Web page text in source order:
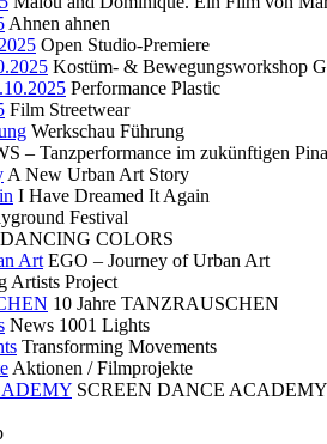
Ahnen ahnen
Open Studio-Premiere
Kostüm- & Bewegungsworkshop
Performance Plastic
Film Streetwear
Werkschau Führung
– Tanzperformance im zukünftigen
A New Urban Art Story
I Have Dreamed It Again
Festival
DANCING COLORS
Art EGO – Journey of Urban Art
Artists Project
10 Jahre TANZRAUSCHEN
News 1001 Lights
Transforming Movements
Aktionen / Filmprojekte
SCREEN DANCE ACADEMY